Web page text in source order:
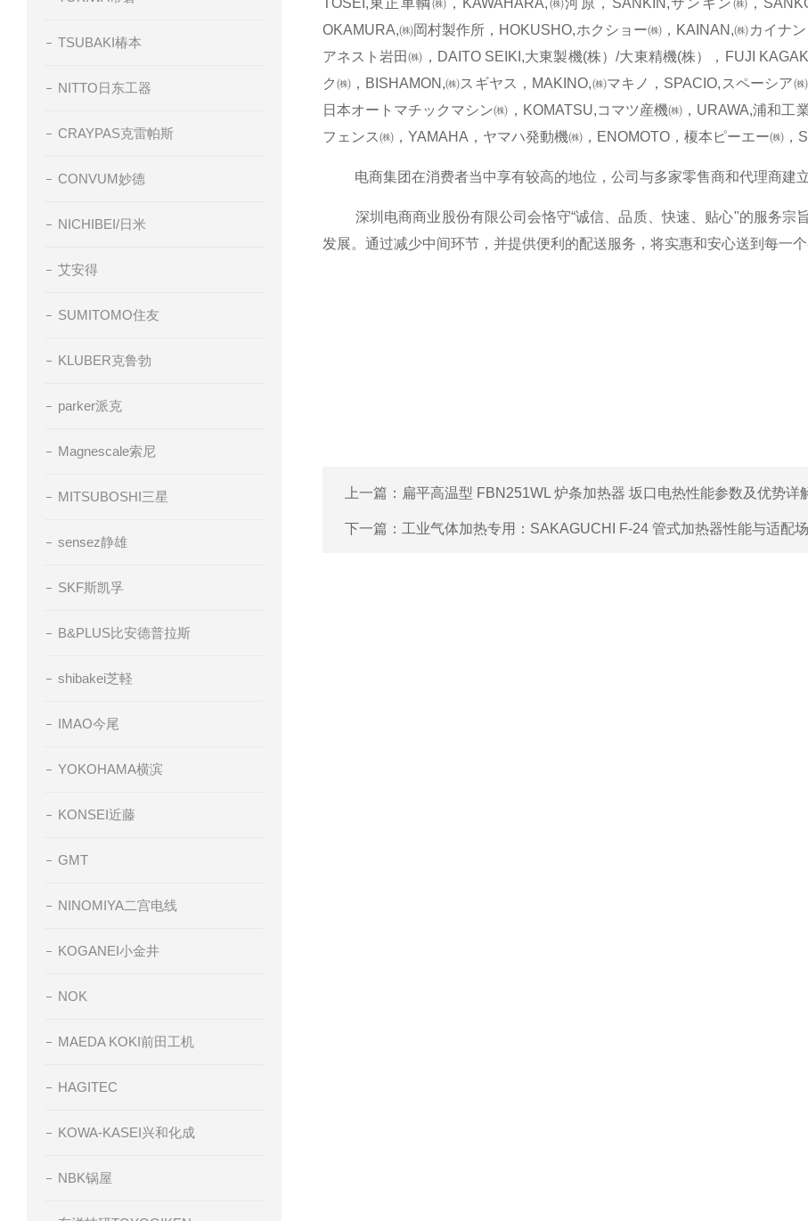
TSUBAKI椿本
NITTO日东工器
CRAYPAS克雷帕斯
CONVUM妙德
NICHIBEI/日米
艾安得
SUMITOMO住友
KLUBER克鲁勃
parker派克
Magnescale索尼
MITSUBOSHI三星
sensez静雄
SKF斯凯孚
B&PLUS比安德普拉斯
shibakei芝軽
IMAO今尾
YOKOHAMA横滨
KONSEI近藤
GMT
NINOMIYA二宫电线
KOGANEI小金井
NOK
MAEDA KOKI前田工机
HAGITEC
KOWA-KASEI兴和化成
NBK锅屋
TOSEI,東正車輌㈱，KAWAHARA,㈱河原，SANKIN,サンキン㈱，
OKAMURA,㈱岡村製作所，HOKUSHO,ホクショー㈱，KAINAN,㈱カイナ
アネスト岩田㈱，DAITO SEIKI,大東製機(株）/大東精機(株），FUJI
ク㈱，BISHAMON,㈱スギヤス，MAKINO,㈱マキノ，SPACIO,スペーシア
日本オートマチックマシン㈱，KOMATSU,コマツ産機㈱，URAWA,浦和
フェンス㈱，YAMAHA，ヤマハ発動機㈱，ENOMOTO，榎本ピーエー㈱
电商集团在消费者当中享有较高的地位，公司与多家零售商和代理商建立
深圳电商商业股份有限公司会恪守“诚信、品质、快速、贴心"的服务宗
发展。通过减少中间环节，并提供便利的配送服务，将实惠和安心送到每一个
上一篇： 扁平高温型 FBN251WL 炉条加热器 坂口电热性能参数及优势详
下一篇： 工业气体加热专用：SAKAGUCHI F-24 管式加热器性能与适配